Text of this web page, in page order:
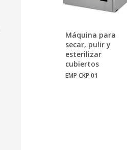
Máquina para
secar, pulir y
esterilizar
cubiertos
EMP CKP 01